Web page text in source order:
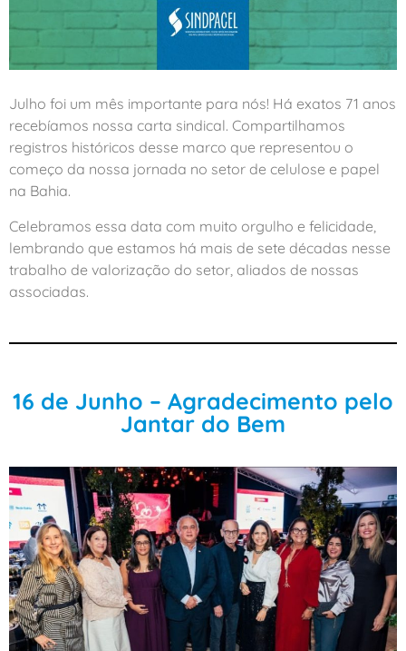
Julho foi um mês importante para nós! Há exatos 71 anos
recebíamos nossa carta sindical. Compartilhamos
registros históricos desse marco que representou o
começo da nossa jornada no setor de celulose e papel
na Bahia.
Celebramos essa data com muito orgulho e felicidade,
lembrando que estamos há mais de sete décadas nesse
trabalho de valorização do setor, aliados de nossas
associadas.
16 de Junho – Agradecimento pelo
Jantar do Bem